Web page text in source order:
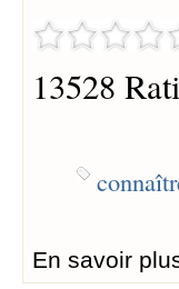
13528
En savoir